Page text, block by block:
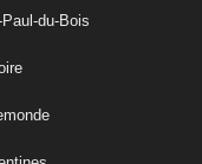
du-Bois